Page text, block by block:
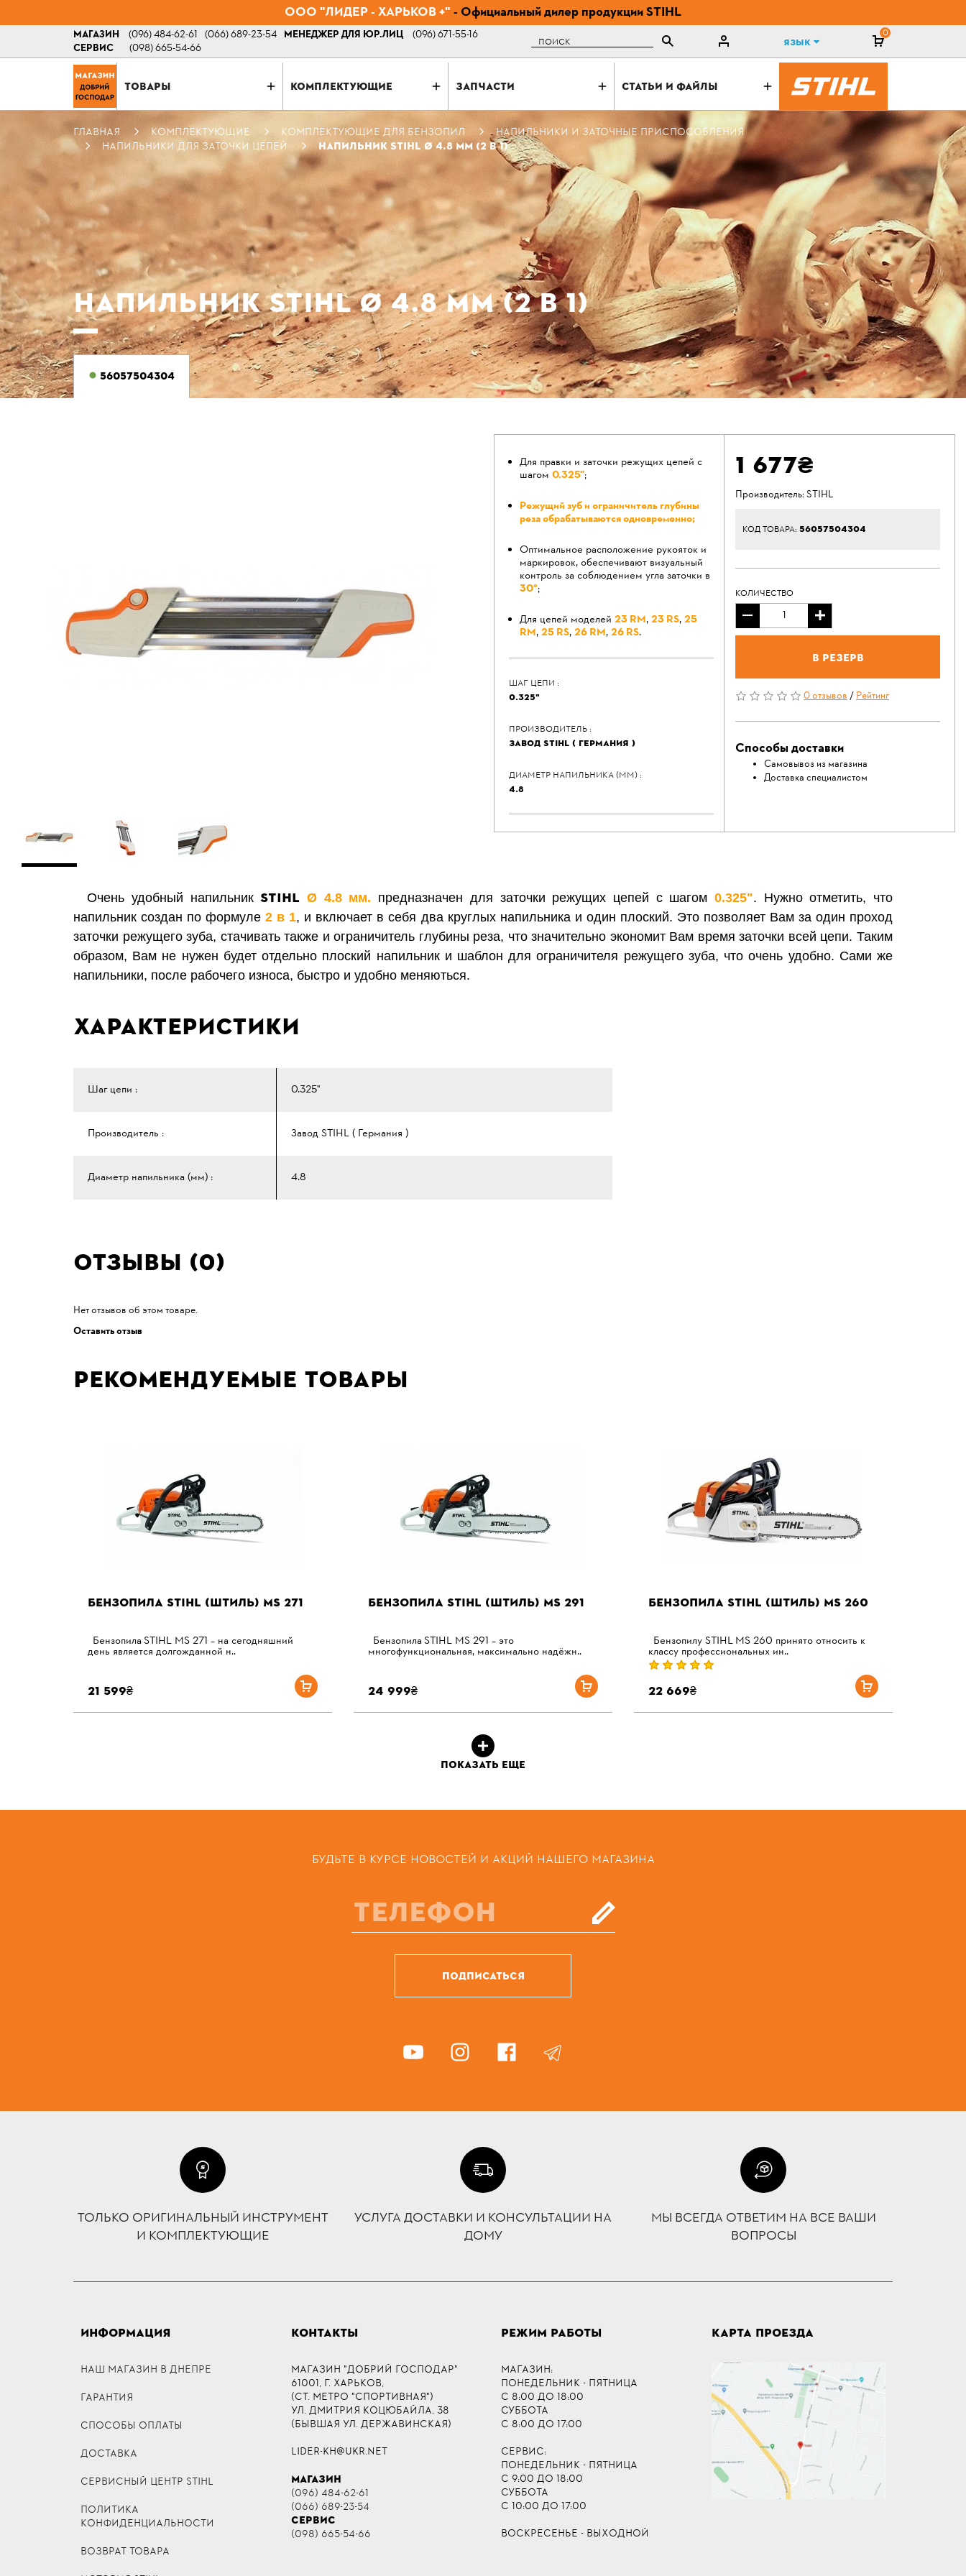
ООО "ЛИДЕР - ХАРЬКОВ +" - Официальный дилер продукции STIHL
МАГАЗИН (096) 484-62-61 (066) 689-23-54 МЕНЕДЖЕР ДЛЯ ЮР.ЛИЦ
(096) 671-55-16
СЕРВИС
(098) 665-54-66 Поиск Язык
0
ТОВАРЫ КОМПЛЕКТУЮЩИЕ ЗАПЧАСТИ СТАТЬИ И ФАЙЛЫ
ГЛАВНАЯ КОМПЛЕКТУЮЩИЕ КОМПЛЕКТУЮЩИЕ ДЛЯ БЕНЗОПИЛ
НАПИЛЬНИКИ И ЗАТОЧНЫЕ ПРИСПОСОБЛЕНИЯ
НАПИЛЬНИКИ ДЛЯ ЗАТОЧКИ ЦЕПЕЙ
НАПИЛЬНИК STIHL Ø 4.8 ММ (2 В 1)
НАПИЛЬНИК STIHL Ø 4.8 ММ (2 В 1)
56057504304
Для правки и заточки режущих цепей с
шагом 0.325";
Режущий зуб и ограничитель глубины
реза обрабатываются одновременно;
Оптимальное расположение рукояток и
маркировок, обеспечивают визуальный
контроль за соблюдением угла заточки в
30°;
Для цепей моделей 23 RM,23 RS,25
RM,25 RS,26 RM,26 RS.
ШАГ ЦЕПИ :
0.325"
ПРОИЗВОДИТЕЛЬ :
ЗАВОД STIHL ( ГЕРМАНИЯ )
ДИАМЕТР НАПИЛЬНИКА (ММ) :
4.8
1 677₴
Производитель:STIHL
КОД ТОВАРА: 56057504304
КОЛИЧЕСТВО
В резерв
0 отзывов/Рейтинг
Способы доставки
Самовывоз из магазина
Доставка специалистом
Очень удобный напильникSTIHL Ø 4.8 мм. предназначен для заточки режущих цепей c шагом 0.325". Нужно отметить, что
напильник создан по формуле2 в 1, и включает в себя два круглых напильника и один плоский. Это позволяет Вам за один проход
заточки режущего зуба, стачивать также и ограничитель глубины реза, что значительно экономит Вам время заточки всей цепи. Таким
образом, Вам не нужен будет отдельно плоский напильник и шаблон для ограничителя режущего зуба, что очень удобно. Сами же
напильники, после рабочего износа, быстро и удобно меняються.
Характеристики
Шаг цепи : 0.325"
Производитель : Завод STIHL ( Германия )
Диаметр напильника (мм) : 4.8
Отзывы (0)
Нет отзывов об этом товаре.
Оставить отзыв
Рекомендуемые товары
БЕНЗОПИЛА STIHL (ШТИЛЬ) MS 271
Бензопила STIHL MS 271 – на сегодняшний
день является долгожданной н..
21 599₴
БЕНЗОПИЛА STIHL (ШТИЛЬ) MS 291
Бензопила STIHL MS 291 – это
многофункциональная, максимально надёжн..
24 999₴
БЕНЗОПИЛА STIHL (ШТИЛЬ) MS 260
Бензопилу STIHL MS 260 принято относить к
классу профессиональных ин..
22 669₴
ПОКАЗАТЬ ЕЩЕ
БУДЬТЕ В КУРСЕ НОВОСТЕЙ И АКЦИЙ НАШЕГО МАГАЗИНА
ПОДПИСАТЬСЯ
ТОЛЬКО ОРИГИНАЛЬНЫЙ ИНСТРУМЕНТ
И КОМПЛЕКТУЮЩИЕ
УСЛУГА ДОСТАВКИ И КОНСУЛЬТАЦИИ НА
ДОМУ
МЫ ВСЕГДА ОТВЕТИМ НА ВСЕ ВАШИ
ВОПРОСЫ
ИНФОРМАЦИЯ
НАШ МАГАЗИН В ДНЕПРЕ
ГАРАНТИЯ
СПОСОБЫ ОПЛАТЫ
ДОСТАВКА
СЕРВИСНЫЙ ЦЕНТР STIHL
ПОЛИТИКА
КОНФИДЕНЦИАЛЬНОСТИ
ВОЗВРАТ ТОВАРА
КОНТАКТЫ
МАГАЗИН "ДОБРИЙ ГОСПОДАР"
61001, Г. ХАРЬКОВ,
(СТ. МЕТРО "СПОРТИВНАЯ")
УЛ. ДМИТРИЯ КОЦЮБАЙЛА, 38
(БЫВШАЯ УЛ. ДЕРЖАВИНСКАЯ)
LIDER-KH@UKR.NET
МАГАЗИН
(096) 484-62-61
(066) 689-23-54
СЕРВИС
(098) 665-54-66
РЕЖИМ РАБОТЫ
МАГАЗИН:
ПОНЕДЕЛЬНИК - ПЯТНИЦА
С 8:00 ДО 18:00
СУББОТА
С 8:00 ДО 17:00
СЕРВИС:
ПОНЕДЕЛЬНИК - ПЯТНИЦА
С 9:00 ДО 18:00
СУББОТА
С 10:00 ДО 17:00
ВОСКРЕСЕНЬЕ - ВЫХОДНОЙ
КАРТА ПРОЕЗДА